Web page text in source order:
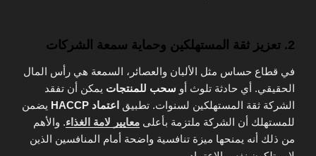
2. تعزيز ثقة المستهلكين وحماية سمعة الشركات
في قطاع حساس مثل الألبان والعصائر، السمعة هي رأس المال
الحقيقي. أي حادثة تلوث أو سحب للمنتجات يمكن أن تفقد
الشركة ثقة المستهلكين لسنوات. تطبيق اعتماد HACCP
يضمن
للمستهلك أن الشركة ملتزمة بأعلى معايير لامة الغذاء. والأهم
من ذلك أنه يمنحها ميزة تنافسية واضحة أمام المنافسين الذين